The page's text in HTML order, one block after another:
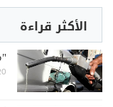
الأكثر قراءة
08